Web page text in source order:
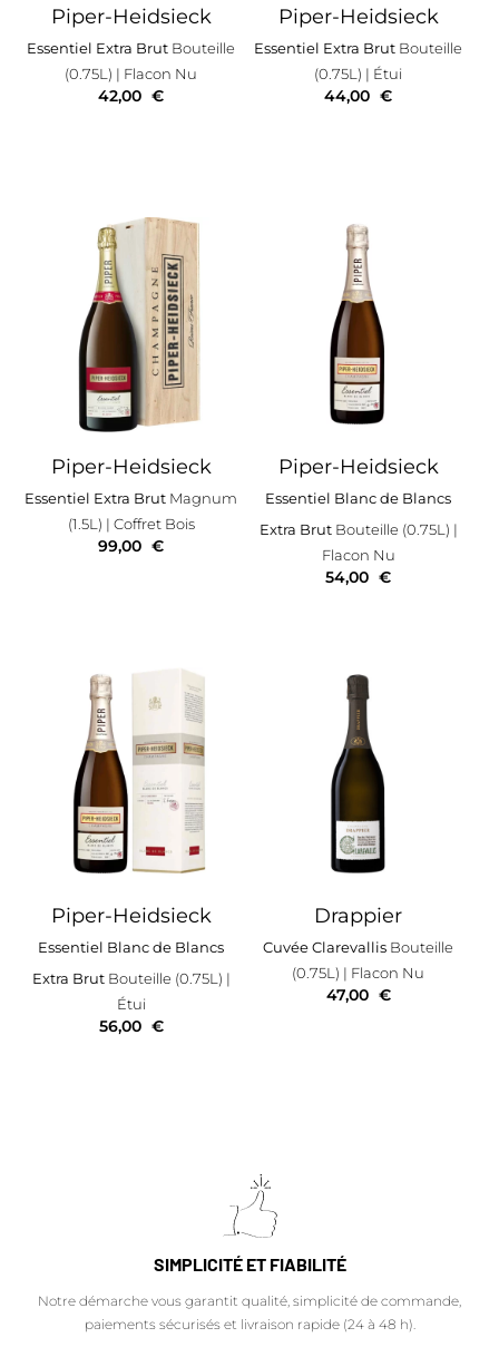
Piper-Heidsieck
Essentiel Extra Brut Bouteille
(0.75L) | Flacon Nu
42,00 €
Piper-Heidsieck
Essentiel Extra Brut Bouteille
(0.75L) | Étui
44,00 €
Piper-Heidsieck
Essentiel Extra Brut Magnum
(1.5L) | Coffret Bois
99,00 €
Piper-Heidsieck
Essentiel Blanc de Blancs
Extra Brut Bouteille (0.75L) |
Flacon Nu
54,00 €
Piper-Heidsieck
Essentiel Blanc de Blancs
Extra Brut Bouteille (0.75L) |
Étui
56,00 €
Drappier
Cuvée Clarevallis Bouteille
(0.75L) | Flacon Nu
47,00 €
SIMPLICITÉ ET FIABILITÉ
Notre démarche vous garantit qualité, simplicité de commande,
paiements sécurisés et livraison rapide (24 à 48 h).